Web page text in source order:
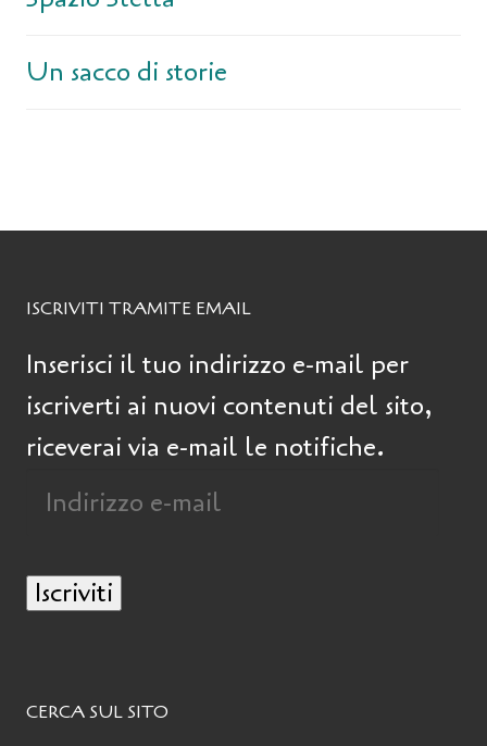
Un sacco di storie
ISCRIVITI TRAMITE EMAIL
Inserisci il tuo indirizzo e-mail per
iscriverti ai nuovi contenuti del sito,
riceverai via e-mail le notifiche.
Iscriviti
CERCA SUL SITO